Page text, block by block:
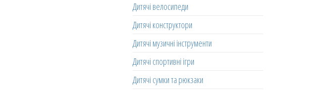
Дитячі велосипеди
Дитячі конструктори
Дитячі музичні інструменти
Дитячі спортивні ігри
Дитячі сумки та рюкзаки